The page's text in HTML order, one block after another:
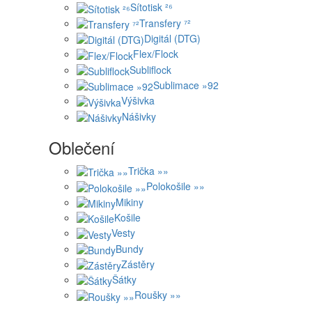
Sítotisk ²⁶
Transfery ⁷²
Digitál (DTG)
Flex/Flock
Subliflock
Sublimace »92
Výšivka
Nášivky
Oblečení
Trička »»
Polokošile »»
Mikiny
Košile
Vesty
Bundy
Zástěry
Šátky
Roušky »»